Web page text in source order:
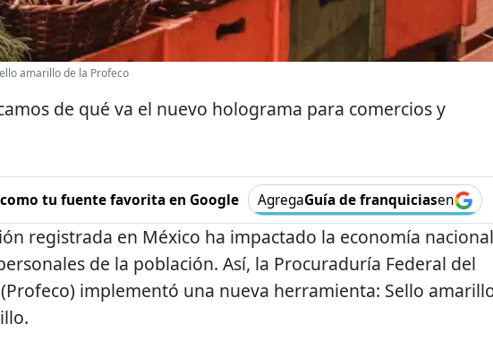
amarillo de la Profeco
de qué va el nuevo holograma para comercios y
tu fuente favorita en Google AgregaGuía de franquiciasen
registrada en México ha impactado la economía
de la población. Así, la Procuraduría Federal del
implementó una nueva herramienta: Sello